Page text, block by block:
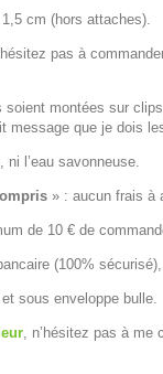
cm (hors attaches).
pas à
soient montées sur
message que je dois
ni l’eau savonneuse.
» : aucun frais à
de 10 € de
(100%
sous enveloppe bulle.
, n’hésitez pas à